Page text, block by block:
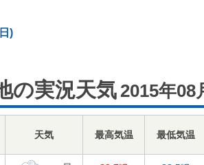
)
の実況天気 2015年08
天気 最高気温 最低気温